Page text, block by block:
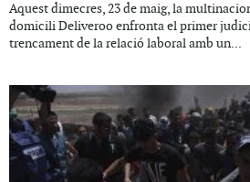
Aquest dimecres, 23 de maig, la
domicili Deliveroo enfronta el primer
trencament de la relació laboral amb un...